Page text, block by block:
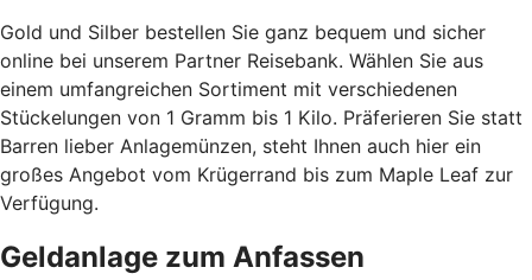
Gold und Silber bestellen Sie ganz bequem und sicher
online bei unserem Partner Reisebank. Wählen Sie aus
einem umfangreichen Sortiment mit verschiedenen
Stückelungen von 1 Gramm bis 1 Kilo. Präferieren Sie statt
Barren lieber Anlagemünzen, steht Ihnen auch hier ein
großes Angebot vom Krügerrand bis zum Maple Leaf zur
Verfügung.
Geldanlage zum Anfassen